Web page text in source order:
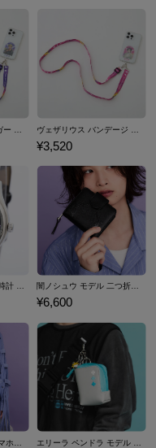
¥3,520
闇ノシュウ モデル 腕時計 NIJISANJI EN 闇ノシュウ モデル 二つ折り財布 NIJISANJI EN
¥6,600